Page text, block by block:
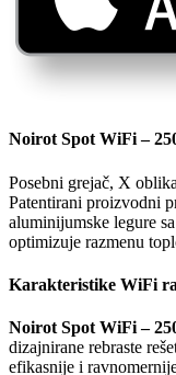
Noirot Spot WiFi –
Posebni grejač, X
Patentirani proizvodni
aluminijumske legure
optimizuje razmenu
Karakteristike WiFi
Noirot Spot WiFi –
dizajnirane rebraste
efikasnije i